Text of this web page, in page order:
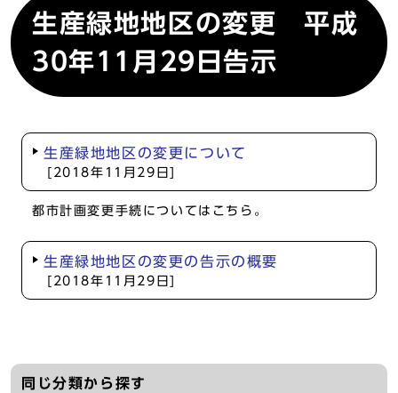
生産緑地地区の変更 平成
30年11月29日告示
生産緑地地区の変更について
[2018年11月29日]
都市計画変更手続についてはこちら。
生産緑地地区の変更の告示の概要
[2018年11月29日]
同じ分類から探す